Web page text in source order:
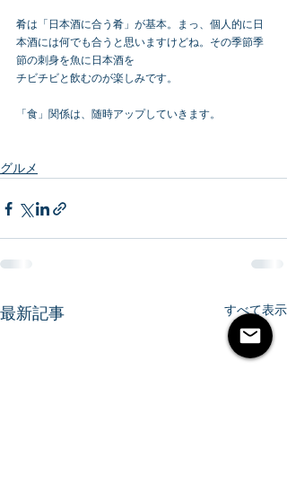
肴は「日本酒に合う肴」が基本。まっ、個人的に日
本酒には何でも合うと思いますけどね。その季節季
節の刺身を魚に日本酒を
チビチビと飲むのが楽しみです。
「食」関係は、随時アップしていきます。
グルメ
最新記事 すべて表示